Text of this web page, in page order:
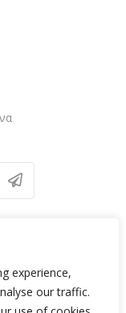
experience,
our traffic.